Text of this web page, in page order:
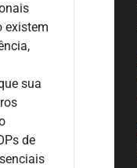
existem
sua
de